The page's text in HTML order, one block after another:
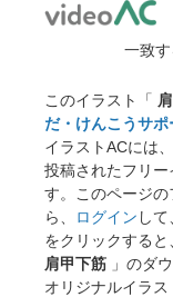
一致す
このイラスト「
だ・けんこうサポ
イラストACには
投稿されたフリ
す。このページ
ら、
ログイン し
をクリックすると
肩甲下筋 」のダ
オリジナルイラ